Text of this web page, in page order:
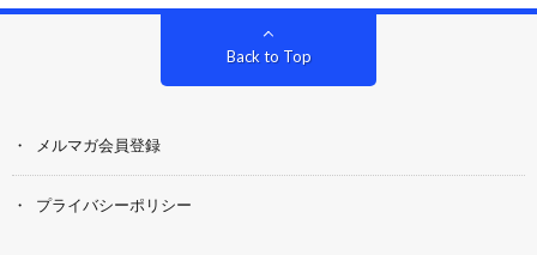
Back to Top
メルマガ会員登録
プライバシーポリシー